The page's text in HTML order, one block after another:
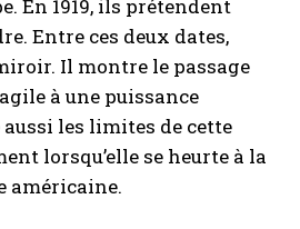
En 1919, ils prétendent
Entre ces deux dates,
Il montre le passage
à une puissance
les limites de cette
lorsqu’elle se heurte à la
américaine.